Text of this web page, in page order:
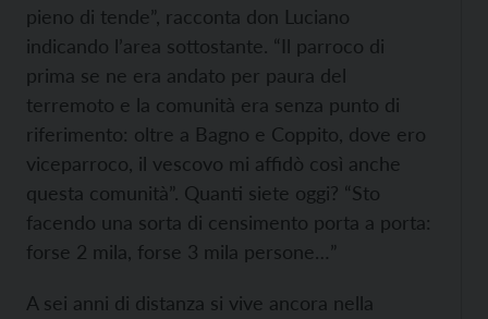
pieno di tende”, racconta don Luciano
indicando l’area sottostante. “Il parroco di
prima se ne era andato per paura del
terremoto e la comunità era senza punto di
riferimento: oltre a Bagno e Coppito, dove ero
viceparroco, il vescovo mi affidò così anche
questa comunità”. Quanti siete oggi? “Sto
facendo una sorta di censimento porta a porta:
forse 2 mila, forse 3 mila persone…”
A sei anni di distanza si vive ancora nella